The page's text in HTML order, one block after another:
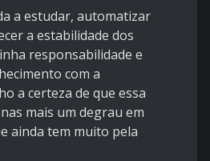
a estudar, automatizar
a estabilidade dos
responsabilidade e
com a
a certeza de que essa
mais um degrau em
ainda tem muito pela